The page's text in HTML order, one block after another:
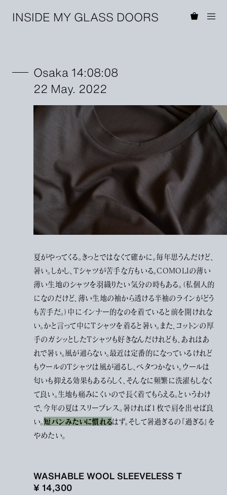
INSIDE MY GLASS DOORS
Osaka 14:08:08
22 May. 2022
夏がやってくる。きっとではなくて確かに。毎年思うんだけど、
暑い。しかし、Tシャツが苦手な方もいる。COMOLIの薄い
薄い生地のシャツを羽織りたい気分の時もある。（私個人的
になのだけど、薄い生地の袖から透ける半袖のラインがどう
も苦手だ。）中にインナー的なのを着ていると前を開けれな
い。かと言って中にTシャツを着ると暑い。また、コットンの厚
手のガシッとしたTシャツも好きなんだけれども、あれはあ
れで暑い。風が通らない。最近は定番的になっているけれど
もウールのTシャツは風が通るし、ベタつかない。ウールは
匂いも抑える効果もあるらしく、そんなに頻繁に洗濯もしなく
て良い。生地も痛みにくいので長く着てもらえる。というわけ
で、今年の夏はスリーブレス。暑ければ１枚で肩を出せば良
い。短パンみたいに慣れるはず。そして暑過ぎるの『過ぎる』を
やめたい。
WASHABLE WOOL SLEEVELESS T
¥ 14,300